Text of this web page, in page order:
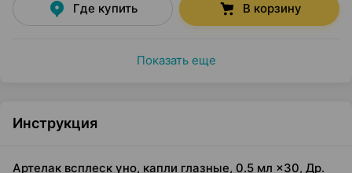
Где купить В корзину
Показать еще
Инструкция
Артелак всплеск уно, капли глазные, 0.5 мл ×30, Др.